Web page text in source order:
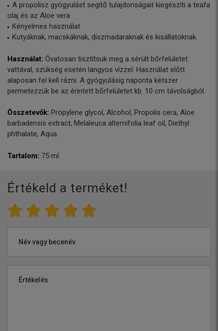
A propolisz gyógyulást segítő tulajdonságait kiegészíti a teafa
olaj és az Aloe vera
Kényelmes használat
Kutyáknak, macskáknak, díszmadaraknak és kisállatoknak.
Használat: Óvatosan tisztítsuk meg a sérült bőrfelületet
vattával, szükség esetén langyos vízzel. Használat előtt
alaposan fel kell rázni. A gyógyulásig naponta kétszer
permetezzük be az érintett bőrfelületet kb. 10 cm távolságból.
Összetevők: Propylene glycol, Alcohol, Propolis cera, Aloe
barbadensis extract, Melaleuca alternifolia leaf oil, Diethyl
phthalate, Aqua
Tartalom: 75 ml
Értékeld a terméket!
Név vagy becenév
Értékelés